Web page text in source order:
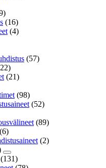
(16)
(4)
(57)
(21)
(98)
(52)
(89)
(6)
(2)
(131)